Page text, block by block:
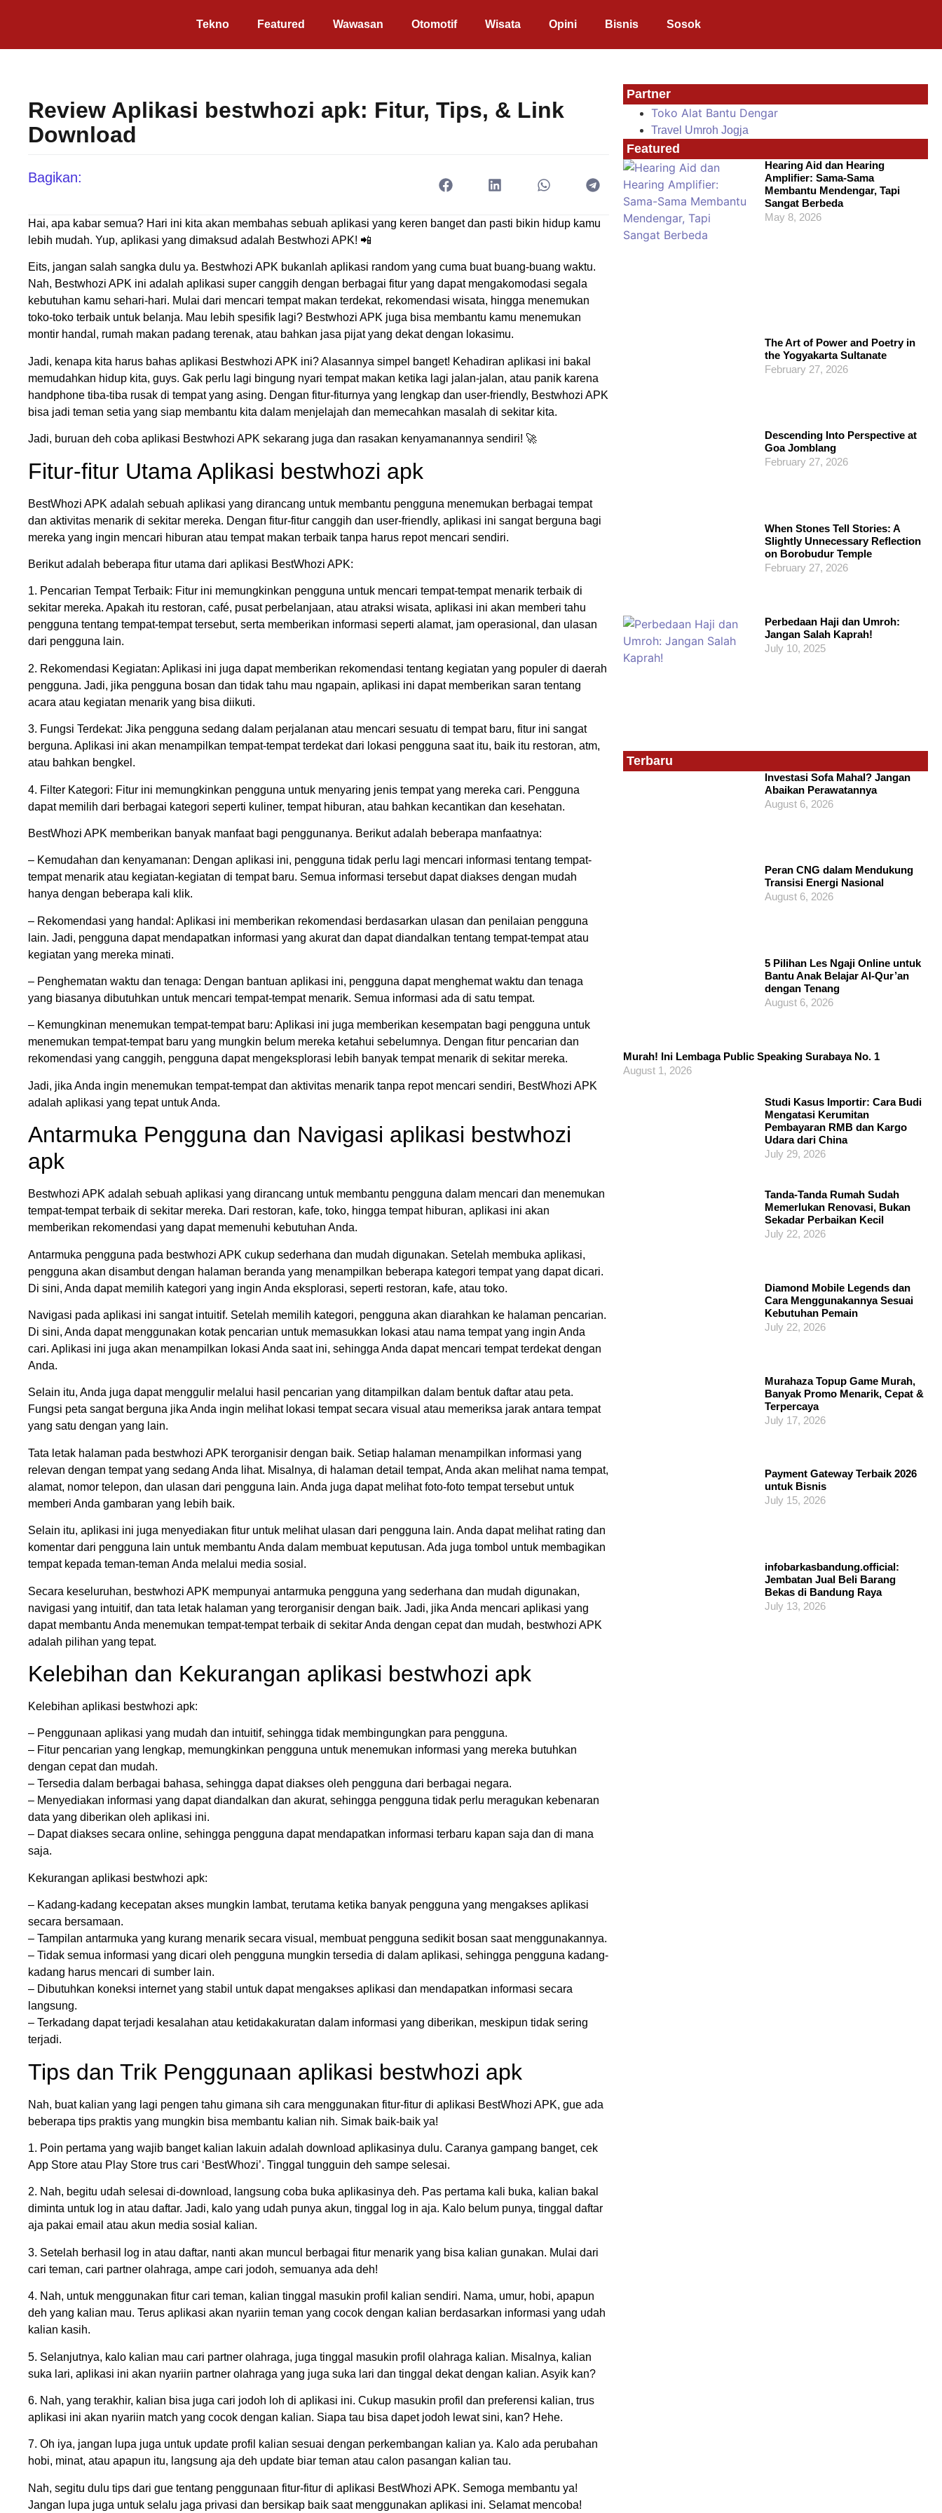
Tekno Featured Wawasan Otomotif Wisata Opini Bisnis Sosok
Review Aplikasi bestwhozi apk: Fitur, Tips, & Link
Download
Bagikan:
Hai, apa kabar semua? Hari ini kita akan membahas sebuah aplikasi yang keren banget dan pasti bikin hidup kamu
lebih mudah. Yup, aplikasi yang dimaksud adalah Bestwhozi APK! 📲
Eits, jangan salah sangka dulu ya. Bestwhozi APK bukanlah aplikasi random yang cuma buat buang-buang waktu.
Nah, Bestwhozi APK ini adalah aplikasi super canggih dengan berbagai fitur yang dapat mengakomodasi segala
kebutuhan kamu sehari-hari. Mulai dari mencari tempat makan terdekat, rekomendasi wisata, hingga menemukan
toko-toko terbaik untuk belanja. Mau lebih spesifik lagi? Bestwhozi APK juga bisa membantu kamu menemukan
montir handal, rumah makan padang terenak, atau bahkan jasa pijat yang dekat dengan lokasimu.
Jadi, kenapa kita harus bahas aplikasi Bestwhozi APK ini? Alasannya simpel banget! Kehadiran aplikasi ini bakal
memudahkan hidup kita, guys. Gak perlu lagi bingung nyari tempat makan ketika lagi jalan-jalan, atau panik karena
handphone tiba-tiba rusak di tempat yang asing. Dengan fitur-fiturnya yang lengkap dan user-friendly, Bestwhozi APK
bisa jadi teman setia yang siap membantu kita dalam menjelajah dan memecahkan masalah di sekitar kita.
Jadi, buruan deh coba aplikasi Bestwhozi APK sekarang juga dan rasakan kenyamanannya sendiri! 🚀
Fitur-fitur Utama Aplikasi bestwhozi apk
BestWhozi APK adalah sebuah aplikasi yang dirancang untuk membantu pengguna menemukan berbagai tempat
dan aktivitas menarik di sekitar mereka. Dengan fitur-fitur canggih dan user-friendly, aplikasi ini sangat berguna bagi
mereka yang ingin mencari hiburan atau tempat makan terbaik tanpa harus repot mencari sendiri.
Berikut adalah beberapa fitur utama dari aplikasi BestWhozi APK:
1. Pencarian Tempat Terbaik: Fitur ini memungkinkan pengguna untuk mencari tempat-tempat menarik terbaik di
sekitar mereka. Apakah itu restoran, café, pusat perbelanjaan, atau atraksi wisata, aplikasi ini akan memberi tahu
pengguna tentang tempat-tempat tersebut, serta memberikan informasi seperti alamat, jam operasional, dan ulasan
dari pengguna lain.
2. Rekomendasi Kegiatan: Aplikasi ini juga dapat memberikan rekomendasi tentang kegiatan yang populer di daerah
pengguna. Jadi, jika pengguna bosan dan tidak tahu mau ngapain, aplikasi ini dapat memberikan saran tentang
acara atau kegiatan menarik yang bisa diikuti.
3. Fungsi Terdekat: Jika pengguna sedang dalam perjalanan atau mencari sesuatu di tempat baru, fitur ini sangat
berguna. Aplikasi ini akan menampilkan tempat-tempat terdekat dari lokasi pengguna saat itu, baik itu restoran, atm,
atau bahkan bengkel.
4. Filter Kategori: Fitur ini memungkinkan pengguna untuk menyaring jenis tempat yang mereka cari. Pengguna
dapat memilih dari berbagai kategori seperti kuliner, tempat hiburan, atau bahkan kecantikan dan kesehatan.
BestWhozi APK memberikan banyak manfaat bagi penggunanya. Berikut adalah beberapa manfaatnya:
– Kemudahan dan kenyamanan: Dengan aplikasi ini, pengguna tidak perlu lagi mencari informasi tentang tempat-
tempat menarik atau kegiatan-kegiatan di tempat baru. Semua informasi tersebut dapat diakses dengan mudah
hanya dengan beberapa kali klik.
– Rekomendasi yang handal: Aplikasi ini memberikan rekomendasi berdasarkan ulasan dan penilaian pengguna
lain. Jadi, pengguna dapat mendapatkan informasi yang akurat dan dapat diandalkan tentang tempat-tempat atau
kegiatan yang mereka minati.
– Penghematan waktu dan tenaga: Dengan bantuan aplikasi ini, pengguna dapat menghemat waktu dan tenaga
yang biasanya dibutuhkan untuk mencari tempat-tempat menarik. Semua informasi ada di satu tempat.
– Kemungkinan menemukan tempat-tempat baru: Aplikasi ini juga memberikan kesempatan bagi pengguna untuk
menemukan tempat-tempat baru yang mungkin belum mereka ketahui sebelumnya. Dengan fitur pencarian dan
rekomendasi yang canggih, pengguna dapat mengeksplorasi lebih banyak tempat menarik di sekitar mereka.
Jadi, jika Anda ingin menemukan tempat-tempat dan aktivitas menarik tanpa repot mencari sendiri, BestWhozi APK
adalah aplikasi yang tepat untuk Anda.
Antarmuka Pengguna dan Navigasi aplikasi bestwhozi
apk
Bestwhozi APK adalah sebuah aplikasi yang dirancang untuk membantu pengguna dalam mencari dan menemukan
tempat-tempat terbaik di sekitar mereka. Dari restoran, kafe, toko, hingga tempat hiburan, aplikasi ini akan
memberikan rekomendasi yang dapat memenuhi kebutuhan Anda.
Antarmuka pengguna pada bestwhozi APK cukup sederhana dan mudah digunakan. Setelah membuka aplikasi,
pengguna akan disambut dengan halaman beranda yang menampilkan beberapa kategori tempat yang dapat dicari.
Di sini, Anda dapat memilih kategori yang ingin Anda eksplorasi, seperti restoran, kafe, atau toko.
Navigasi pada aplikasi ini sangat intuitif. Setelah memilih kategori, pengguna akan diarahkan ke halaman pencarian.
Di sini, Anda dapat menggunakan kotak pencarian untuk memasukkan lokasi atau nama tempat yang ingin Anda
cari. Aplikasi ini juga akan menampilkan lokasi Anda saat ini, sehingga Anda dapat mencari tempat terdekat dengan
Anda.
Selain itu, Anda juga dapat menggulir melalui hasil pencarian yang ditampilkan dalam bentuk daftar atau peta.
Fungsi peta sangat berguna jika Anda ingin melihat lokasi tempat secara visual atau memeriksa jarak antara tempat
yang satu dengan yang lain.
Tata letak halaman pada bestwhozi APK terorganisir dengan baik. Setiap halaman menampilkan informasi yang
relevan dengan tempat yang sedang Anda lihat. Misalnya, di halaman detail tempat, Anda akan melihat nama tempat,
alamat, nomor telepon, dan ulasan dari pengguna lain. Anda juga dapat melihat foto-foto tempat tersebut untuk
memberi Anda gambaran yang lebih baik.
Selain itu, aplikasi ini juga menyediakan fitur untuk melihat ulasan dari pengguna lain. Anda dapat melihat rating dan
komentar dari pengguna lain untuk membantu Anda dalam membuat keputusan. Ada juga tombol untuk membagikan
tempat kepada teman-teman Anda melalui media sosial.
Secara keseluruhan, bestwhozi APK mempunyai antarmuka pengguna yang sederhana dan mudah digunakan,
navigasi yang intuitif, dan tata letak halaman yang terorganisir dengan baik. Jadi, jika Anda mencari aplikasi yang
dapat membantu Anda menemukan tempat-tempat terbaik di sekitar Anda dengan cepat dan mudah, bestwhozi APK
adalah pilihan yang tepat.
Kelebihan dan Kekurangan aplikasi bestwhozi apk
Kelebihan aplikasi bestwhozi apk:
– Penggunaan aplikasi yang mudah dan intuitif, sehingga tidak membingungkan para pengguna.
– Fitur pencarian yang lengkap, memungkinkan pengguna untuk menemukan informasi yang mereka butuhkan
dengan cepat dan mudah.
– Tersedia dalam berbagai bahasa, sehingga dapat diakses oleh pengguna dari berbagai negara.
– Menyediakan informasi yang dapat diandalkan dan akurat, sehingga pengguna tidak perlu meragukan kebenaran
data yang diberikan oleh aplikasi ini.
– Dapat diakses secara online, sehingga pengguna dapat mendapatkan informasi terbaru kapan saja dan di mana
saja.
Kekurangan aplikasi bestwhozi apk:
– Kadang-kadang kecepatan akses mungkin lambat, terutama ketika banyak pengguna yang mengakses aplikasi
secara bersamaan.
– Tampilan antarmuka yang kurang menarik secara visual, membuat pengguna sedikit bosan saat menggunakannya.
– Tidak semua informasi yang dicari oleh pengguna mungkin tersedia di dalam aplikasi, sehingga pengguna kadang-
kadang harus mencari di sumber lain.
– Dibutuhkan koneksi internet yang stabil untuk dapat mengakses aplikasi dan mendapatkan informasi secara
langsung.
– Terkadang dapat terjadi kesalahan atau ketidakakuratan dalam informasi yang diberikan, meskipun tidak sering
terjadi.
Tips dan Trik Penggunaan aplikasi bestwhozi apk
Nah, buat kalian yang lagi pengen tahu gimana sih cara menggunakan fitur-fitur di aplikasi BestWhozi APK, gue ada
beberapa tips praktis yang mungkin bisa membantu kalian nih. Simak baik-baik ya!
1. Poin pertama yang wajib banget kalian lakuin adalah download aplikasinya dulu. Caranya gampang banget, cek
App Store atau Play Store trus cari ‘BestWhozi’. Tinggal tungguin deh sampe selesai.
2. Nah, begitu udah selesai di-download, langsung coba buka aplikasinya deh. Pas pertama kali buka, kalian bakal
diminta untuk log in atau daftar. Jadi, kalo yang udah punya akun, tinggal log in aja. Kalo belum punya, tinggal daftar
aja pakai email atau akun media sosial kalian.
3. Setelah berhasil log in atau daftar, nanti akan muncul berbagai fitur menarik yang bisa kalian gunakan. Mulai dari
cari teman, cari partner olahraga, ampe cari jodoh, semuanya ada deh!
4. Nah, untuk menggunakan fitur cari teman, kalian tinggal masukin profil kalian sendiri. Nama, umur, hobi, apapun
deh yang kalian mau. Terus aplikasi akan nyariin teman yang cocok dengan kalian berdasarkan informasi yang udah
kalian kasih.
5. Selanjutnya, kalo kalian mau cari partner olahraga, juga tinggal masukin profil olahraga kalian. Misalnya, kalian
suka lari, aplikasi ini akan nyariin partner olahraga yang juga suka lari dan tinggal dekat dengan kalian. Asyik kan?
6. Nah, yang terakhir, kalian bisa juga cari jodoh loh di aplikasi ini. Cukup masukin profil dan preferensi kalian, trus
aplikasi ini akan nyariin match yang cocok dengan kalian. Siapa tau bisa dapet jodoh lewat sini, kan? Hehe.
7. Oh iya, jangan lupa juga untuk update profil kalian sesuai dengan perkembangan kalian ya. Kalo ada perubahan
hobi, minat, atau apapun itu, langsung aja deh update biar teman atau calon pasangan kalian tau.
Nah, segitu dulu tips dari gue tentang penggunaan fitur-fitur di aplikasi BestWhozi APK. Semoga membantu ya!
Jangan lupa juga untuk selalu jaga privasi dan bersikap baik saat menggunakan aplikasi ini. Selamat mencoba!
Partner
Toko Alat Bantu Dengar
Travel Umroh Jogja
Featured
Hearing Aid dan Hearing
Amplifier: Sama-Sama
Membantu Mendengar, Tapi
Sangat Berbeda
May 8, 2026
The Art of Power and Poetry in
the Yogyakarta Sultanate
February 27, 2026
Descending Into Perspective at
Goa Jomblang
February 27, 2026
When Stones Tell Stories: A
Slightly Unnecessary Reflection
on Borobudur Temple
February 27, 2026
Perbedaan Haji dan Umroh:
Jangan Salah Kaprah!
July 10, 2025
Terbaru
Investasi Sofa Mahal? Jangan
Abaikan Perawatannya
August 6, 2026
Peran CNG dalam Mendukung
Transisi Energi Nasional
August 6, 2026
5 Pilihan Les Ngaji Online untuk
Bantu Anak Belajar Al-Qur’an
dengan Tenang
August 6, 2026
Murah! Ini Lembaga Public Speaking Surabaya No. 1
August 1, 2026
Studi Kasus Importir: Cara Budi
Mengatasi Kerumitan
Pembayaran RMB dan Kargo
Udara dari China
July 29, 2026
Tanda-Tanda Rumah Sudah
Memerlukan Renovasi, Bukan
Sekadar Perbaikan Kecil
July 22, 2026
Diamond Mobile Legends dan
Cara Menggunakannya Sesuai
Kebutuhan Pemain
July 22, 2026
Murahaza Topup Game Murah,
Banyak Promo Menarik, Cepat &
Terpercaya
July 17, 2026
Payment Gateway Terbaik 2026
untuk Bisnis
July 15, 2026
infobarkasbandung.official:
Jembatan Jual Beli Barang
Bekas di Bandung Raya
July 13, 2026